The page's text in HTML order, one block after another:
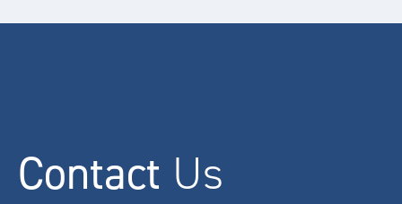
Contact Us